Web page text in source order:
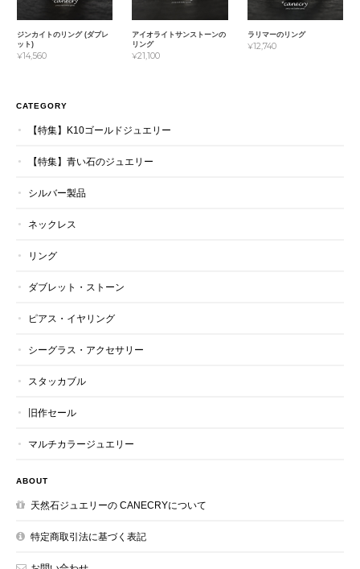
ジンカイトのリング (ダブレ
ット)
¥14,560
アイオライトサンストーンの
リング
¥21,100
ラリマーのリング
¥12,740
CATEGORY
【特集】K10ゴールドジュエリー
【特集】青い石のジュエリー
シルバー製品
ネックレス
リング
ダブレット・ストーン
ピアス・イヤリング
シーグラス・アクセサリー
スタッカブル
旧作セール
マルチカラージュエリー
ABOUT
天然石ジュエリーの CANECRYについて
特定商取引法に基づく表記